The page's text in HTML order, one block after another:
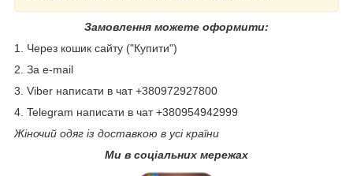
Замовлення можете оформити:
1. Через кошик сайту ("Купити")
2. За e-mail
3. Viber написати в чат +380972927800
4. Telegram написати в чат +380954942999
Жіночий одяг із доставкою в усі країни
Ми в соціальних мережах